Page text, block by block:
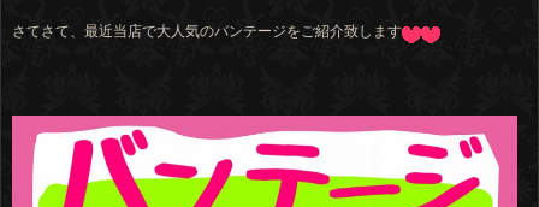
さてさて、最近当店で大人気のバンテージをご紹介致します